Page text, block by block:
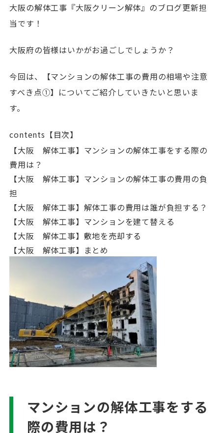
大阪の解体工事『大阪クリーン解体』のブログ更新担
当です！
大阪府の皆様はいかがお過ごしでしょうか？
今回は、【マンションの解体工事の費用の相場や注意
すべき点①】についてご紹介していきたいと思いま
す。
contents【目次】
【大阪 解体工事】マンションの解体工事をする際の
費用は？
【大阪 解体工事】マンションの解体工事の費用の負
担
【大阪 解体工事】解体工事の費用は誰が負担する？
【大阪 解体工事】マンションを建て替える
【大阪 解体工事】敷地を売却する
【大阪 解体工事】まとめ
マンションの解体工事をする
際の費用は？